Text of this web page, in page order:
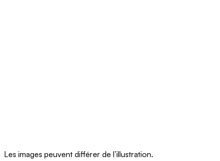
Les images peuvent différer de l’illustration.